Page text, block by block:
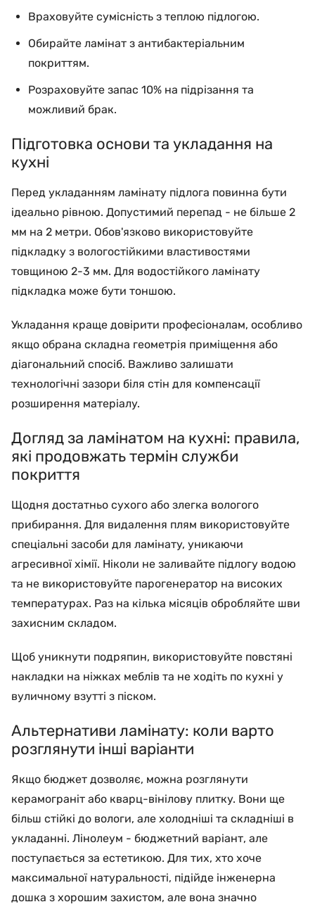
Враховуйте сумісність з теплою підлогою.
Обирайте ламінат з антибактеріальним
покриттям.
Розраховуйте запас 10% на підрізання та
можливий брак.
Підготовка основи та укладання на
кухні
Перед укладанням ламінату підлога повинна бути
ідеально рівною. Допустимий перепад - не більше 2
мм на 2 метри. Обов'язково використовуйте
підкладку з вологостійкими властивостями
товщиною 2-3 мм. Для водостійкого ламінату
підкладка може бути тоншою.
Укладання краще довірити професіоналам, особливо
якщо обрана складна геометрія приміщення або
діагональний спосіб. Важливо залишати
технологічні зазори біля стін для компенсації
розширення матеріалу.
Догляд за ламінатом на кухні: правила,
які продовжать термін служби
покриття
Щодня достатньо сухого або злегка вологого
прибирання. Для видалення плям використовуйте
спеціальні засоби для ламінату, уникаючи
агресивної хімії. Ніколи не заливайте підлогу водою
та не використовуйте парогенератор на високих
температурах. Раз на кілька місяців обробляйте шви
захисним складом.
Щоб уникнути подряпин, використовуйте повстяні
накладки на ніжках меблів та не ходіть по кухні у
вуличному взутті з піском.
Альтернативи ламінату: коли варто
розглянути інші варіанти
Якщо бюджет дозволяє, можна розглянути
керамограніт або кварц-вінілову плитку. Вони ще
більш стійкі до вологи, але холодніші та складніші в
укладанні. Лінолеум - бюджетний варіант, але
поступається за естетикою. Для тих, хто хоче
максимальної натуральності, підійде інженерна
дошка з хорошим захистом, але вона значно